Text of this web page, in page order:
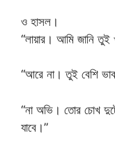
ও হাসল।
“লায়ার। আমি জানি
“আরে না। তুই বেশি
“না অভি। তোর চোখ
যাবে।”